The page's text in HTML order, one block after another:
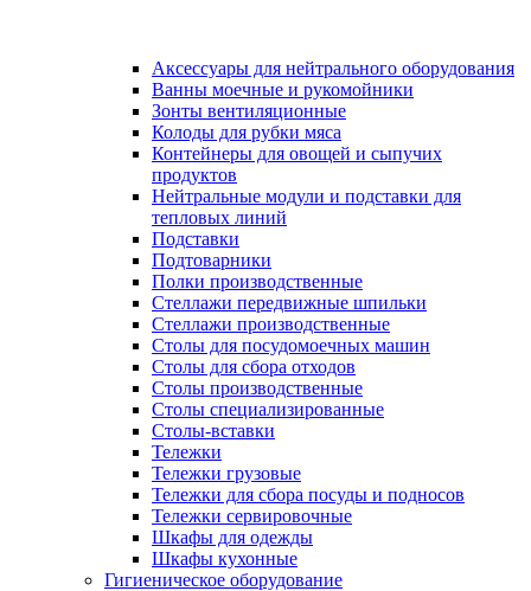
Аксессуары для нейтрального оборудования
Ванны моечные и рукомойники
Зонты вентиляционные
Колоды для рубки мяса
Контейнеры для овощей и сыпучих
продуктов
Нейтральные модули и подставки для
тепловых линий
Подставки
Подтоварники
Полки производственные
Стеллажи передвижные шпильки
Стеллажи производственные
Столы для посудомоечных машин
Столы для сбора отходов
Столы производственные
Столы специализированные
Столы-вставки
Тележки
Тележки грузовые
Тележки для сбора посуды и подносов
Тележки сервировочные
Шкафы для одежды
Шкафы кухонные
Гигиеническое оборудование